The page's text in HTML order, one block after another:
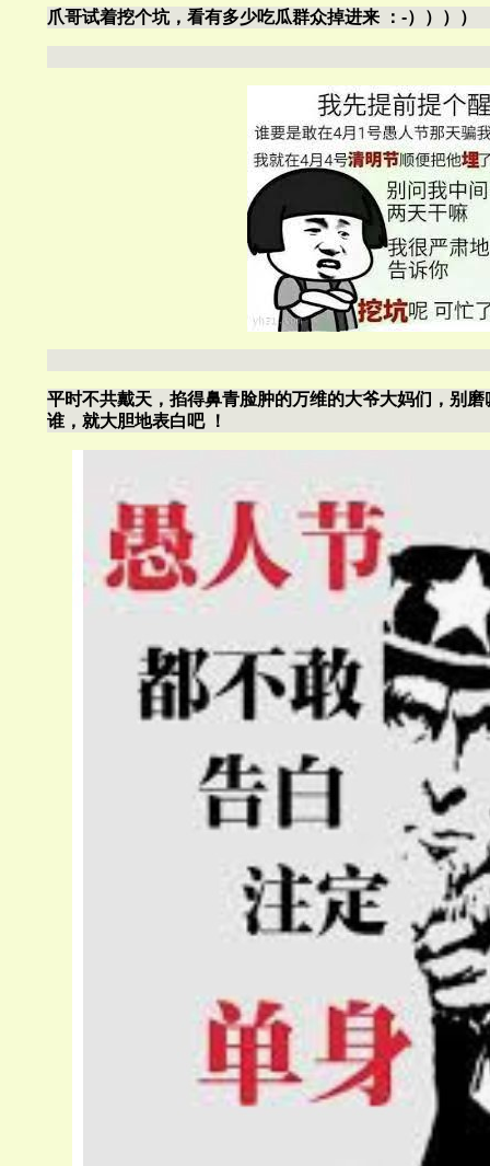
爪哥试着挖个坑，看有多少吃瓜群众掉进来 ：-））））
平时不共戴天，掐得鼻青脸肿的万维的大爷大妈们，别
谁，就大胆地表白吧 ！